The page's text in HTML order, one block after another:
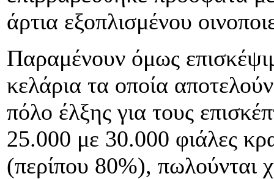
άρτια εξοπλισμένου
Παραμένουν όμως
κελάρια τα οποία
πόλο έλξης για τους
25.000 με 30.000 φιάλες
(περίπου 80%), πωλούνται